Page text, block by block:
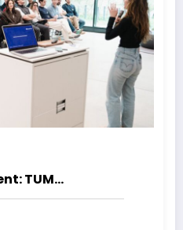
TUM
80 Startups